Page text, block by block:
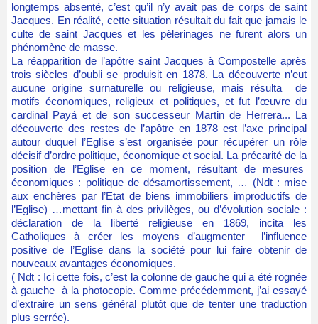
longtemps absenté, c’est qu’il n’y avait pas de corps de saint
Jacques. En réalité, cette situation résultait du fait que jamais le
culte de saint Jacques et les pèlerinages ne furent alors un
phénomène de masse.
La réapparition de l’apôtre saint Jacques à Compostelle après
trois siècles d’oubli se produisit en 1878. La découverte n’eut
aucune origine surnaturelle ou religieuse, mais résulta de
motifs économiques, religieux et politiques, et fut l’œuvre du
cardinal Payá et de son successeur Martin de Herrera... La
découverte des restes de l’apôtre en 1878 est l’axe principal
autour duquel l’Eglise s’est organisée pour récupérer un rôle
décisif d’ordre politique, économique et social. La précarité de la
position de l’Eglise en ce moment, résultant de mesures
économiques : politique de désamortissement, … (Ndt : mise
aux enchères par l’Etat de biens immobiliers improductifs de
l’Eglise) …mettant fin à des privilèges, ou d’évolution sociale :
déclaration de la liberté religieuse en 1869, incita les
Catholiques à créer les moyens d’augmenter l’influence
positive de l’Eglise dans la société pour lui faire obtenir de
nouveaux avantages économiques.
( Ndt : Ici cette fois, c’est la colonne de gauche qui a été rognée
à gauche à la photocopie. Comme précédemment, j’ai essayé
d’extraire un sens général plutôt que de tenter une traduction
plus serrée).